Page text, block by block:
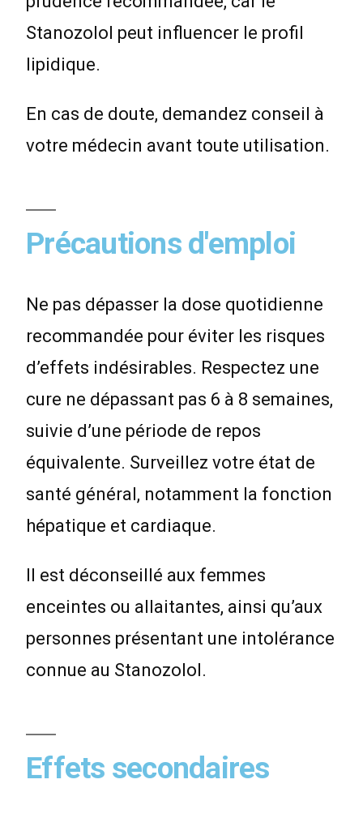
Stanozolol peut influencer le profil
lipidique.
En cas de doute, demandez conseil à
votre médecin avant toute utilisation.
Précautions d'emploi
Ne pas dépasser la dose quotidienne
recommandée pour éviter les risques
d’effets indésirables. Respectez une
cure ne dépassant pas 6 à 8 semaines,
suivie d’une période de repos
équivalente. Surveillez votre état de
santé général, notamment la fonction
hépatique et cardiaque.
Il est déconseillé aux femmes
enceintes ou allaitantes, ainsi qu’aux
personnes présentant une intolérance
connue au Stanozolol.
Effets secondaires